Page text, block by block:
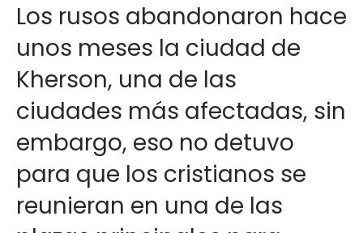
Los rusos abandonaron hace
unos meses la ciudad de
Kherson, una de las
ciudades más afectadas, sin
embargo, eso no detuvo
para que los cristianos se
reunieran en una de las